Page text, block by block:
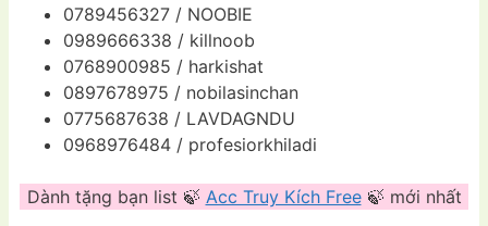
0789456327 / NOOBIE
0989666338 / killnoob
0768900985 / harkishat
0897678975 / nobilasinchan
0775687638 / LAVDAGNDU
0968976484 / profesiorkhiladi
Dành tặng bạn list 🍃 Acc Truy Kích Free🍃 mới nhất